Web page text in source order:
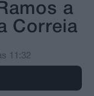
a
Correia
11:32